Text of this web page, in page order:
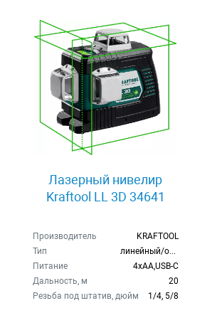
Лазерный нивелир
Kraftool LL 3D 34641
Производитель
KRAFTOOL
Тип
линейный/отвес
Питание
4xAA,USB-C
Дальность, м
20
Резьба под штатив, дюйм
1/4, 5/8